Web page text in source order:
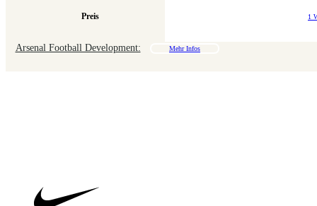
Preis 1
Arsenal Football Development: Mehr Infos